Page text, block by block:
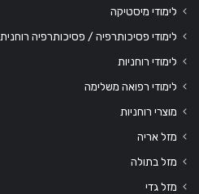
לימודי מיסטיקה
לימודי פסיכותרפיה / פסיכותרפיה רוחנית
לימודי רוחניות
לימודי רפואה משלימה
מוצרי רוחניות
מזל אריה
מזל בתולה
מזל גדי